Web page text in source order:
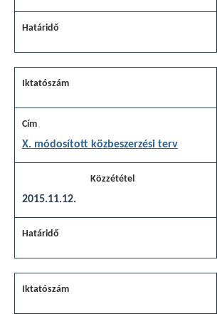
X. módosított közbeszerzési terv
2015.11.12.